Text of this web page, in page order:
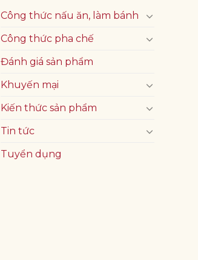
Công thức nấu ăn, làm bánh
Công thức pha chế
Đánh giá sản phẩm
Khuyến mại
Kiến thức sản phẩm
Tin tức
Tuyển dụng